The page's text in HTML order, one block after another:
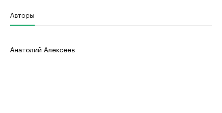
Авторы
Анатолий Алексеев